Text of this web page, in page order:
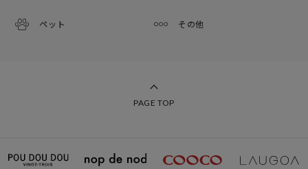
ペット その他
PAGE TOP